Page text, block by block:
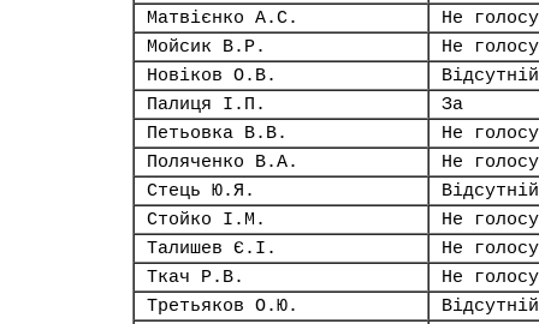
Матвієнко А.С.
Не
Мойсик В.Р.
Не
Новіков О.В.
Відсутній
Палиця І.П.
За
Петьовка В.В.
Не
Поляченко В.А.
Не
Стець Ю.Я.
Відсутній
Стойко І.М.
Не
Талишев Є.І.
Не
Ткач Р.В.
Не
Третьяков О.Ю.
Відсутній